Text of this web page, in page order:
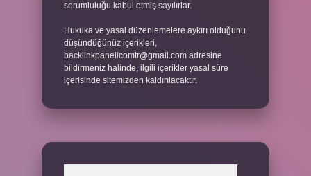
sorumluluğu kabul etmiş sayılırlar.
Hukuka ve yasal düzenlemelere aykırı olduğunu
düşündüğünüz içerikleri,
backlinkpanelicomtr@gmail.com adresine
bildirmeniz halinde, ilgili içerikler yasal süre
içerisinde sitemizden kaldırılacaktır.